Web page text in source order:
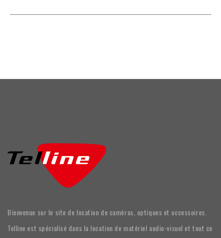
Bienvenue sur le site de location de caméras, optiques et accessoires.
Telline est spécialisé dans la location de matériel audio-visuel et tout ce